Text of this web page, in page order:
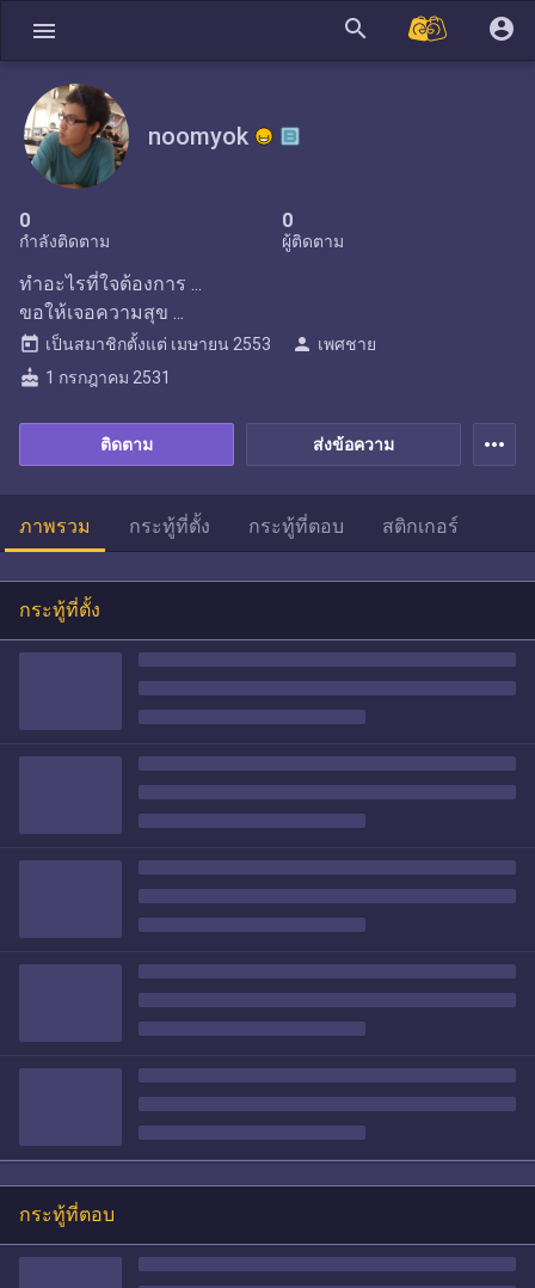
menu search account_circle
noomyok
0
กำลังติดตาม
0
ผู้ติดตาม
ส่งข้อความ
ติดตาม
ทำอะไรที่ใจต้องการ ...
ขอให้เจอความสุข ...
today เป็นสมาชิกตั้งแต่ เมษายน 2553 person เพศชาย
cake 1 กรกฎาคม 2531
more_horiz
ภาพรวม กระทู้ที่ตั้ง กระทู้ที่ตอบ สติกเกอร์
กระทู้ที่ตั้ง
กระทู้ที่ตอบ